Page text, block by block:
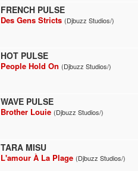
FRENCH PULSE
Des Gens Stricts (Djbuzz Studios/)
HOT PULSE
People Hold On (Djbuzz Studios/)
WAVE PULSE
Brother Louie (Djbuzz Studios/)
TARA MISU
L'amour À La Plage (Djbuzz Studios/)